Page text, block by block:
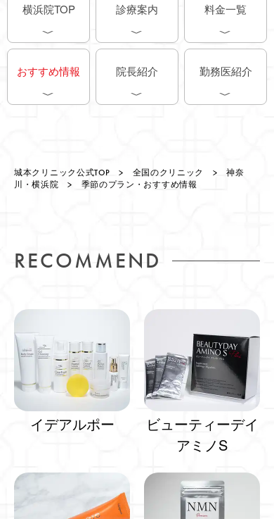
横浜院TOP 診療案内 料金一覧
おすすめ情報 院長紹介 勤務医紹介
城本クリニック公式TOP > 全国のクリニック >神奈
川・横浜院 > 季節のプラン・おすすめ情報
RECOMMEND
イデアルポー
ビューティーデイ
アミノS